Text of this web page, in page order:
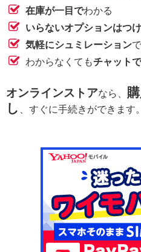
在庫が一目でわかる
いらないオプションはつ
気軽にシュミレーション
わからなくてもチャット
オンラインストアなら、
し 、すぐに手続きができます。